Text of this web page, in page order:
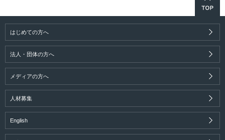
はじめての方へ
法人・団体の方へ
メディアの方へ
人材募集
English